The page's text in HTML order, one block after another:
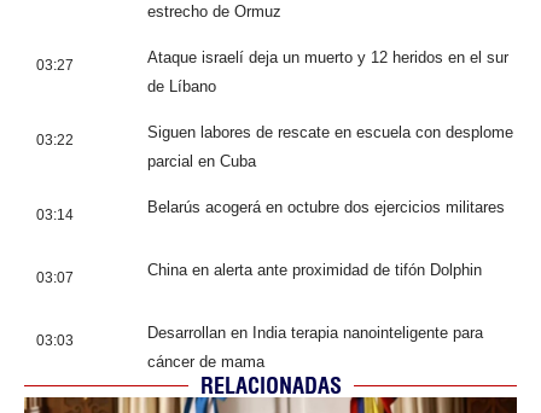
estrecho de Ormuz
03:27
Ataque israelí deja un muerto y 12 heridos en el sur
de Líbano
03:22
Siguen labores de rescate en escuela con desplome
parcial en Cuba
03:14 Belarús acogerá en octubre dos ejercicios militares
03:07 China en alerta ante proximidad de tifón Dolphin
03:03
Desarrollan en India terapia nanointeligente para
cáncer de mama
RELACIONADAS